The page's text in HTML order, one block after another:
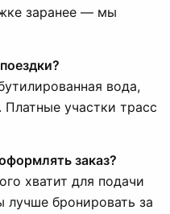
заранее — мы
вода,
участки трасс
заказ?
хватит для подачи
лучше бронировать за